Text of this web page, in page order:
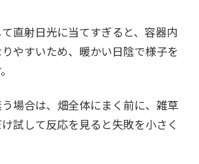
直射日光に当てすぎると、容器内
やすいため、暖かい日陰で様子を
場合は、畑全体にまく前に、雑草
試して反応を見ると失敗を小さく